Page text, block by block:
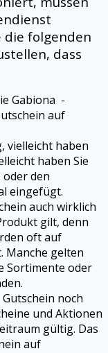
die folgenden
dass
Gabiona -
auf
vielleicht haben
haben Sie
den
eingefügt.
auch wirklich
gilt, denn
oft auf
Manche gelten
Sortimente oder
Gutschein noch
und Aktionen
gültig. Das
auf